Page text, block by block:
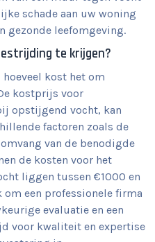
schade aan uw woning
gezonde leefomgeving.
te krijgen?
hoeveel kost het om
kostprijs voor
opstijgend vocht, kan
factoren zoals de
van de benodigde
de kosten voor het
liggen tussen €1000 en
een professionele firma
evaluatie en een
voor kwaliteit en expertise